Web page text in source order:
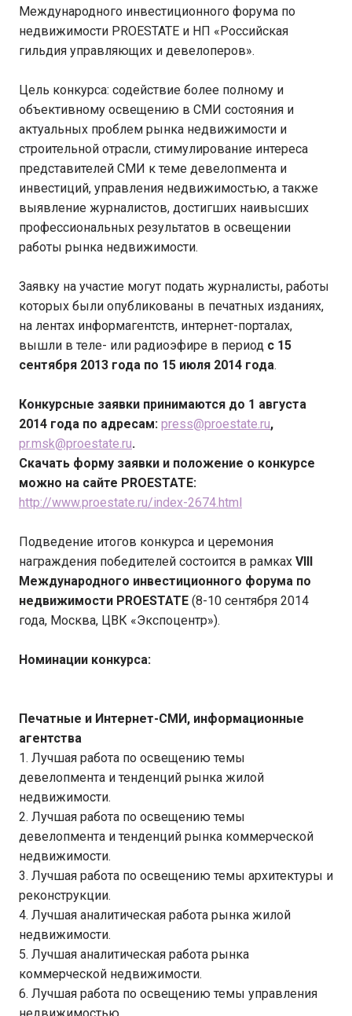
Международного инвестиционного форума по
недвижимости PROESTATE и НП «Российская
гильдия управляющих и девелоперов».
Цель конкурса: содействие более полному и
объективному освещению в СМИ состояния и
актуальных проблем рынка недвижимости и
строительной отрасли, стимулирование интереса
представителей СМИ к теме девелопмента и
инвестиций, управления недвижимостью, а также
выявление журналистов, достигших наивысших
профессиональных результатов в освещении
работы рынка недвижимости.
Заявку на участие могут подать журналисты, работы
которых были опубликованы в печатных изданиях,
на лентах информагентств, интернет-порталах,
вышли в теле- или радиоэфире в период с 15
сентября 2013 года по 15 июля 2014 года.
Конкурсные заявки принимаются до 1 августа
2014 года по адресам: press@proestate.ru,
pr.msk@proestate.ru.
Скачать форму заявки и положение о конкурсе
можно на сайте PROESTATE:
http://www.proestate.ru/index-2674.html
Подведение итогов конкурса и церемония
награждения победителей состоится в рамках VIII
Международного инвестиционного форума по
недвижимости PROESTATE (8-10 сентября 2014
года, Москва, ЦВК «Экспоцентр»).
Номинации конкурса:
Печатные и Интернет-СМИ, информационные
агентства
1. Лучшая работа по освещению темы
девелопмента и тенденций рынка жилой
недвижимости.
2. Лучшая работа по освещению темы
девелопмента и тенденций рынка коммерческой
недвижимости.
3. Лучшая работа по освещению темы архитектуры и
реконструкции.
4. Лучшая аналитическая работа рынка жилой
недвижимости.
5. Лучшая аналитическая работа рынка
коммерческой недвижимости.
6. Лучшая работа по освещению темы управления